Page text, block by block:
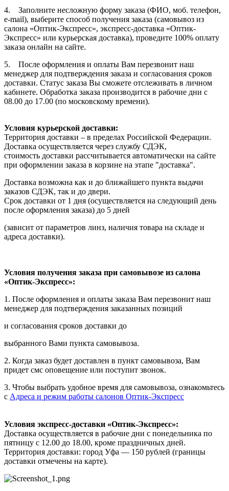
4. Заполните несложную форму заказа (ФИО, моб. телефон,
e-mail), выберите способ получения заказа (самовывоз из
салона «Оптик-Экспресс», экспресс-доставка «Оптик-
Экспресс» или курьерская доставка), проведите 100% оплату
заказа онлайн на сайте.
5. После оформления и оплаты Вам перезвонит наш
менеджер для подтверждения заказа и согласования сроков
доставки. Статус заказа Вы сможете отслеживать в личном
кабинете. Обработка заказа производится в рабочие дни с
08.00 до 17.00 (по московскому времени).
Условия курьерской доставки:
Территория доставки – в пределах Российской Федерации.
Доставка осуществляется через службу СДЭК,
стоимость доставки рассчитывается автоматически на сайте
при оформлении заказа в корзине на этапе "доставка".
Доставка возможна как и до ближайшего пункта выдачи
заказов СДЭК, так и до двери.
Срок доставки от 1 дня (осуществляется на следующий день
после оформления заказа) до 5 дней
(зависит от параметров линз, наличия товара на складе и
адреса доставки).
Условия получения заказа при самовывозе из салона
«Оптик-Экспресс»:
1. После оформления и оплаты заказа Вам перезвонит наш
менеджер для подтверждения заказанных позиций
и согласования сроков доставки до
выбранного Вами пункта самовывоза.
2. Когда заказ будет доставлен в пункт самовывоза, Вам
придет смс оповещение или поступит звонок.
3. Чтобы выбрать удобное время для самовывоза, ознакомьтесь
с Адреса и режим работы салонов Оптик-Экспресс
Условия экспресс-доставки «Оптик-Экспресс»:
Доставка осуществляется в рабочие дни с понедельника по
пятницу с 12.00 до 18.00, кроме праздничных дней.
Территория доставки: город Уфа — 150 рублей (границы
доставки отмечены на карте).